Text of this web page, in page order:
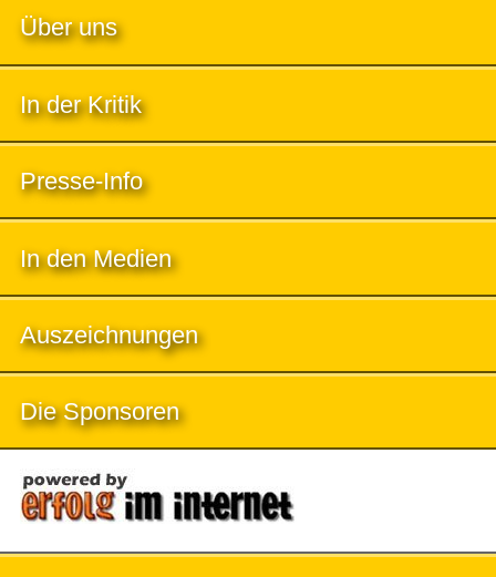
Über uns
In der Kritik
Presse-Info
In den Medien
Auszeichnungen
Die Sponsoren